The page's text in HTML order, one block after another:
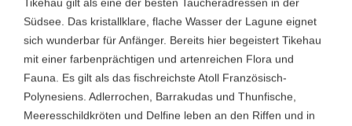
Südsee. Das kristallklare, flache Wasser der Lagune eignet
sich wunderbar für Anfänger. Bereits hier begeistert Tikehau
mit einer farbenprächtigen und artenreichen Flora und
Fauna. Es gilt als das fischreichste Atoll Französisch-
Polynesiens. Adlerrochen, Barrakudas und Thunfische,
Meeresschildkröten und Delfine leben an den Riffen und in